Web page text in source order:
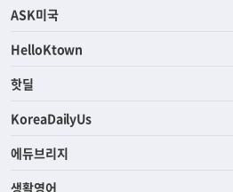
연예/스포츠
ASK미국
HelloKtown
핫딜
KoreaDailyUs